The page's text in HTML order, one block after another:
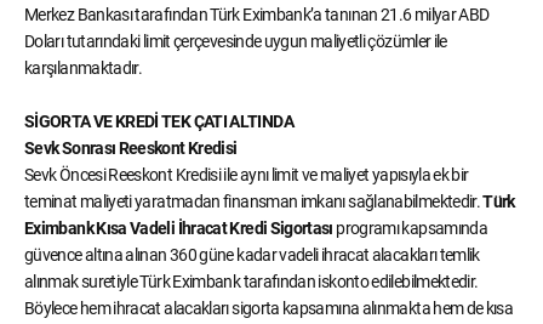
Merkez Bankası tarafından Türk Eximbank’a tanınan 21.6 milyar ABD
Doları tutarındaki limit çerçevesinde uygun maliyetli çözümler ile
karşılanmaktadır.
SİGORTA VE KREDİ TEK ÇATI ALTINDA
Sevk Sonrası Reeskont Kredisi
Sevk Öncesi Reeskont Kredisi ile aynı limit ve maliyet yapısıyla ek bir
teminat maliyeti yaratmadan finansman imkanı sağlanabilmektedir.Türk
Eximbank Kısa Vadeli İhracat Kredi Sigortası programı kapsamında
güvence altına alınan 360 güne kadar vadeli ihracat alacakları temlik
alınmak suretiyle Türk Eximbank tarafından iskonto edilebilmektedir.
Böylece hem ihracat alacakları sigorta kapsamına alınmakta hem de kısa